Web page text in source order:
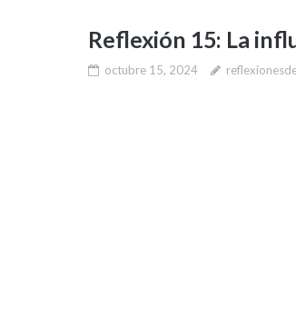
Reflexión 15: La
octubre 15, 2024